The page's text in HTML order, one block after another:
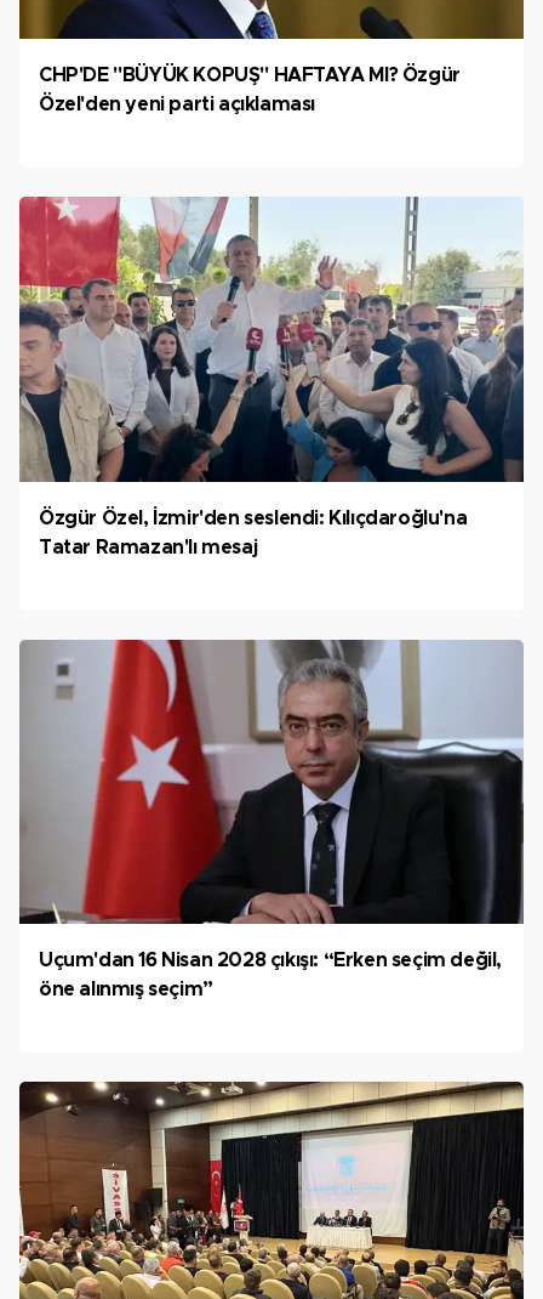
CHP'DE "BÜYÜK KOPUŞ" HAFTAYA MI? Özgür
Özel'den yeni parti açıklaması
Özgür Özel, İzmir'den seslendi: Kılıçdaroğlu'na
Tatar Ramazan'lı mesaj
Uçum'dan 16 Nisan 2028 çıkışı: “Erken seçim değil,
öne alınmış seçim”